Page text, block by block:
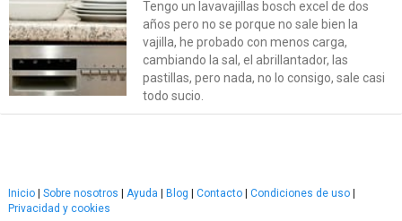
Tengo un lavavajillas bosch excel de dos
años pero no se porque no sale bien la
vajilla, he probado con menos carga,
cambiando la sal, el abrillantador, las
pastillas, pero nada, no lo consigo, sale casi
todo sucio.
Inicio | Sobre nosotros | Ayuda | Blog | Contacto | Condiciones de uso |
Privacidad y cookies